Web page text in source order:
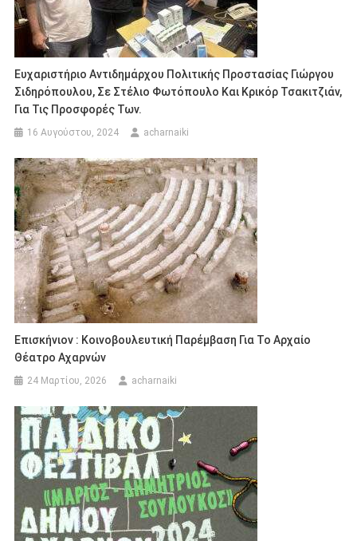
Ευχαριστήριο Αντιδημάρχου Πολιτικής Προστασίας Γιώργου
Σιδηρόπουλου, Σε Στέλιο Φωτόπουλο Και Κρικόρ Τσακιτζιάν,
Για Τις Προσφορές Των.
16 Αυγούστου, 2024 acharnaiki
Επισκήνιον : Κοινοβουλευτική Παρέμβαση Για Το Αρχαίο
Θέατρο Αχαρνών
24 Μαρτίου, 2026 acharnaiki